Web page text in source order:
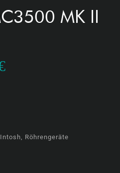
MK II
, Röhrengeräte